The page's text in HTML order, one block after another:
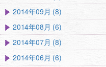
2014年09月 (8)
2014年08月 (6)
2014年07月 (8)
2014年06月 (6)